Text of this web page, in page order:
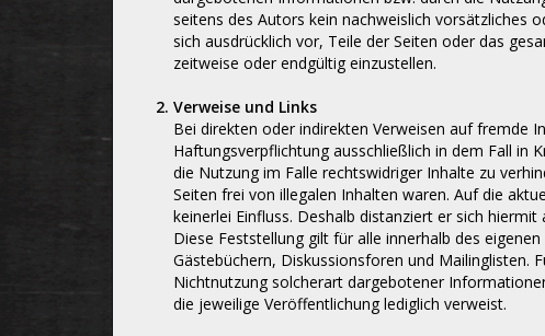
seitens des Autors kein nachweislich vorsätzliches
sich ausdrücklich vor, Teile der Seiten oder das
zeitweise oder endgültig einzustellen.
Verweise und Links
Bei direkten oder indirekten Verweisen auf fremde
Haftungsverpflichtung ausschließlich in dem Fall in
die Nutzung im Falle rechtswidriger Inhalte zu
Seiten frei von illegalen Inhalten waren. Auf die
keinerlei Einfluss. Deshalb distanziert er sich
Diese Feststellung gilt für alle innerhalb des
Gästebüchern, Diskussionsforen und Mailinglisten.
Nichtnutzung solcherart dargebotener
die jeweilige Veröffentlichung lediglich verweist.